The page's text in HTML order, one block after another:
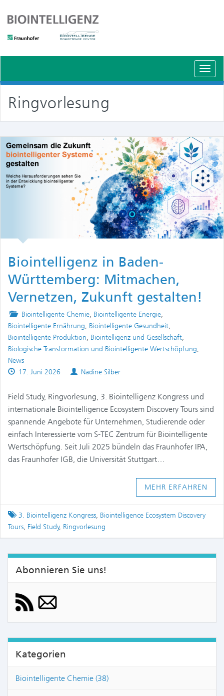
Ringvorlesung
Biointelligenz in Baden-
Württemberg: Mitmachen,
Vernetzen, Zukunft gestalten!
Posted
in
Biointelligente Chemie, Biointelligente Energie,
Biointelligente Ernährung, Biointelligente Gesundheit,
Biointelligente Produktion, Biointelligenz und Gesellschaft,
Biologische Transformation und Biointelligente Wertschöpfung,
News
Published
17. Juni 2026 Authors
Nadine Silber
Field Study, Ringvorlesung, 3. Biointelligenz Kongress und
internationale Biointelligence Ecosystem Discovery Tours sind
spannende Angebote für Unternehmen, Studierende oder
einfach Interessierte vom S-TEC Zentrum für Biointelligente
Wertschöpfung. Seit Juli 2025 bündeln das Fraunhofer IPA,
das Fraunhofer IGB, die Universität Stuttgart…
MEHR ERFAHREN
Tagged
3. Biointelligenz Kongress, Biointelligence Ecosystem Discovery
Tours, Field Study, Ringvorlesung
Abonnieren Sie uns!
Kategorien
Biointelligente Chemie (38)